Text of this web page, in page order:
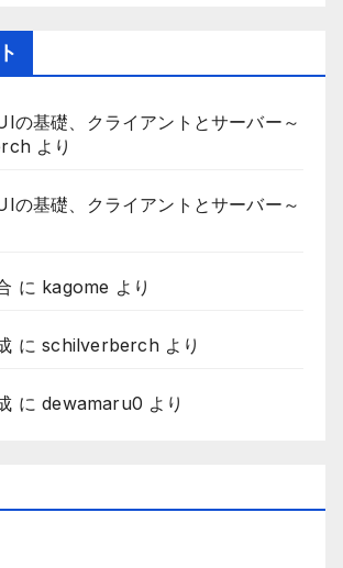
基礎、クライアントとサーバー～
より
基礎、クライアントとサーバー～
に kagome より
にschilverberchより
にdewamaru0 より